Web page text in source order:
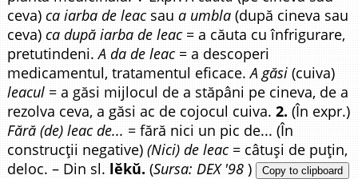
ceva)ca iarba de leac saua umbla (după cineva sau
ceva)ca după iarba de leac = a căuta cu înfrigurare,
pretutindeni.A da de leac = a descoperi
medicamentul, tratamentul eficace.A găsi (cuiva)
leacul = a găsi mijlocul de a stăpâni pe cineva, de a
rezolva ceva, a găsi ac de cojocul cuiva.2. (În expr.)
Fără (de) leac de... = fără nici un pic de... (În
construcții negative)(Nici) de leac = câtuși de puțin,
deloc. – Din sl. lĕkŭ. (Sursa: DEX '98 ) Copy to clipboard